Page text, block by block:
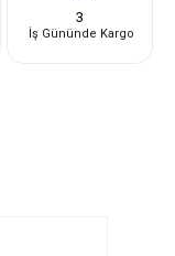
3
İş Gününde Kargo